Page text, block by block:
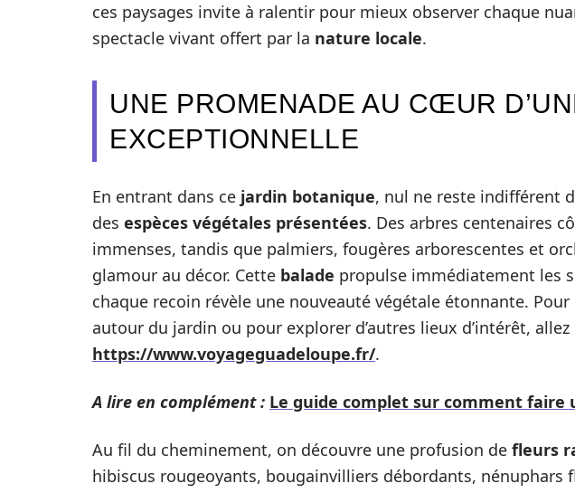
ces paysages invite à ralentir pour mieux observer chaque
spectacle vivant offert par la nature locale.
UNE PROMENADE AU CŒUR
EXCEPTIONNELLE
En entrant dans ce jardin botanique, nul ne reste indifférent
des espèces végétales présentées. Des arbres centenaires
immenses, tandis que palmiers, fougères arborescentes et
glamour au décor. Cette balade propulse immédiatement les
chaque recoin révèle une nouveauté végétale étonnante.
autour du jardin ou pour explorer d’autres lieux d’intérêt, allez
https://www.voyageguadeloupe.fr/.
A lire en complément : Le guide complet sur comment faire
Au fil du cheminement, on découvre une profusion de fleurs
hibiscus rougeoyants, bougainvilliers débordants, nénuphars